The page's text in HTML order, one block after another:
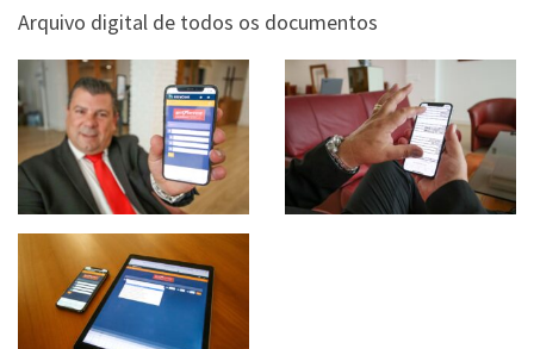
Arquivo digital de todos os documentos